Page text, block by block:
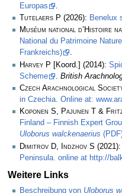
Europas
.
Tutelaers P (2026): Benelux
Muséum national d’Histoire
National du Patrimoine
Frankreichs)
.
Harvey P [Koord.] (2014):
Scheme
British
Czech Arachnological
in Czechia. Online at:
Koponen S, Pajunen T &
Finland – Finnish Expert
Uloborus walckenaerius
Dimitrov D, Indzhov S (2021):
Peninsula. online at http://
Weitere Links
Beschreibung von Uloborus